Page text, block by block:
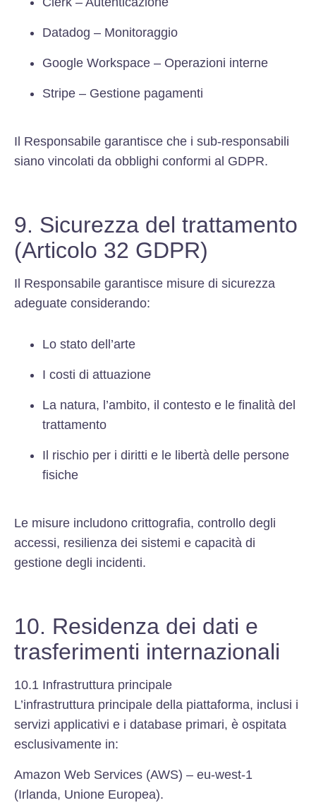
Datadog – Monitoraggio
Google Workspace – Operazioni interne
Stripe – Gestione pagamenti
Il Responsabile garantisce che i sub-responsabili
siano vincolati da obblighi conformi al GDPR.
9. Sicurezza del trattamento
(Articolo 32 GDPR)
Il Responsabile garantisce misure di sicurezza
adeguate considerando:
Lo stato dell’arte
I costi di attuazione
La natura, l’ambito, il contesto e le finalità del
trattamento
Il rischio per i diritti e le libertà delle persone
fisiche
Le misure includono crittografia, controllo degli
accessi, resilienza dei sistemi e capacità di
gestione degli incidenti.
10. Residenza dei dati e
trasferimenti internazionali
10.1 Infrastruttura principale
L’infrastruttura principale della piattaforma, inclusi i
servizi applicativi e i database primari, è ospitata
esclusivamente in:
Amazon Web Services (AWS) – eu-west-1
(Irlanda, Unione Europea).